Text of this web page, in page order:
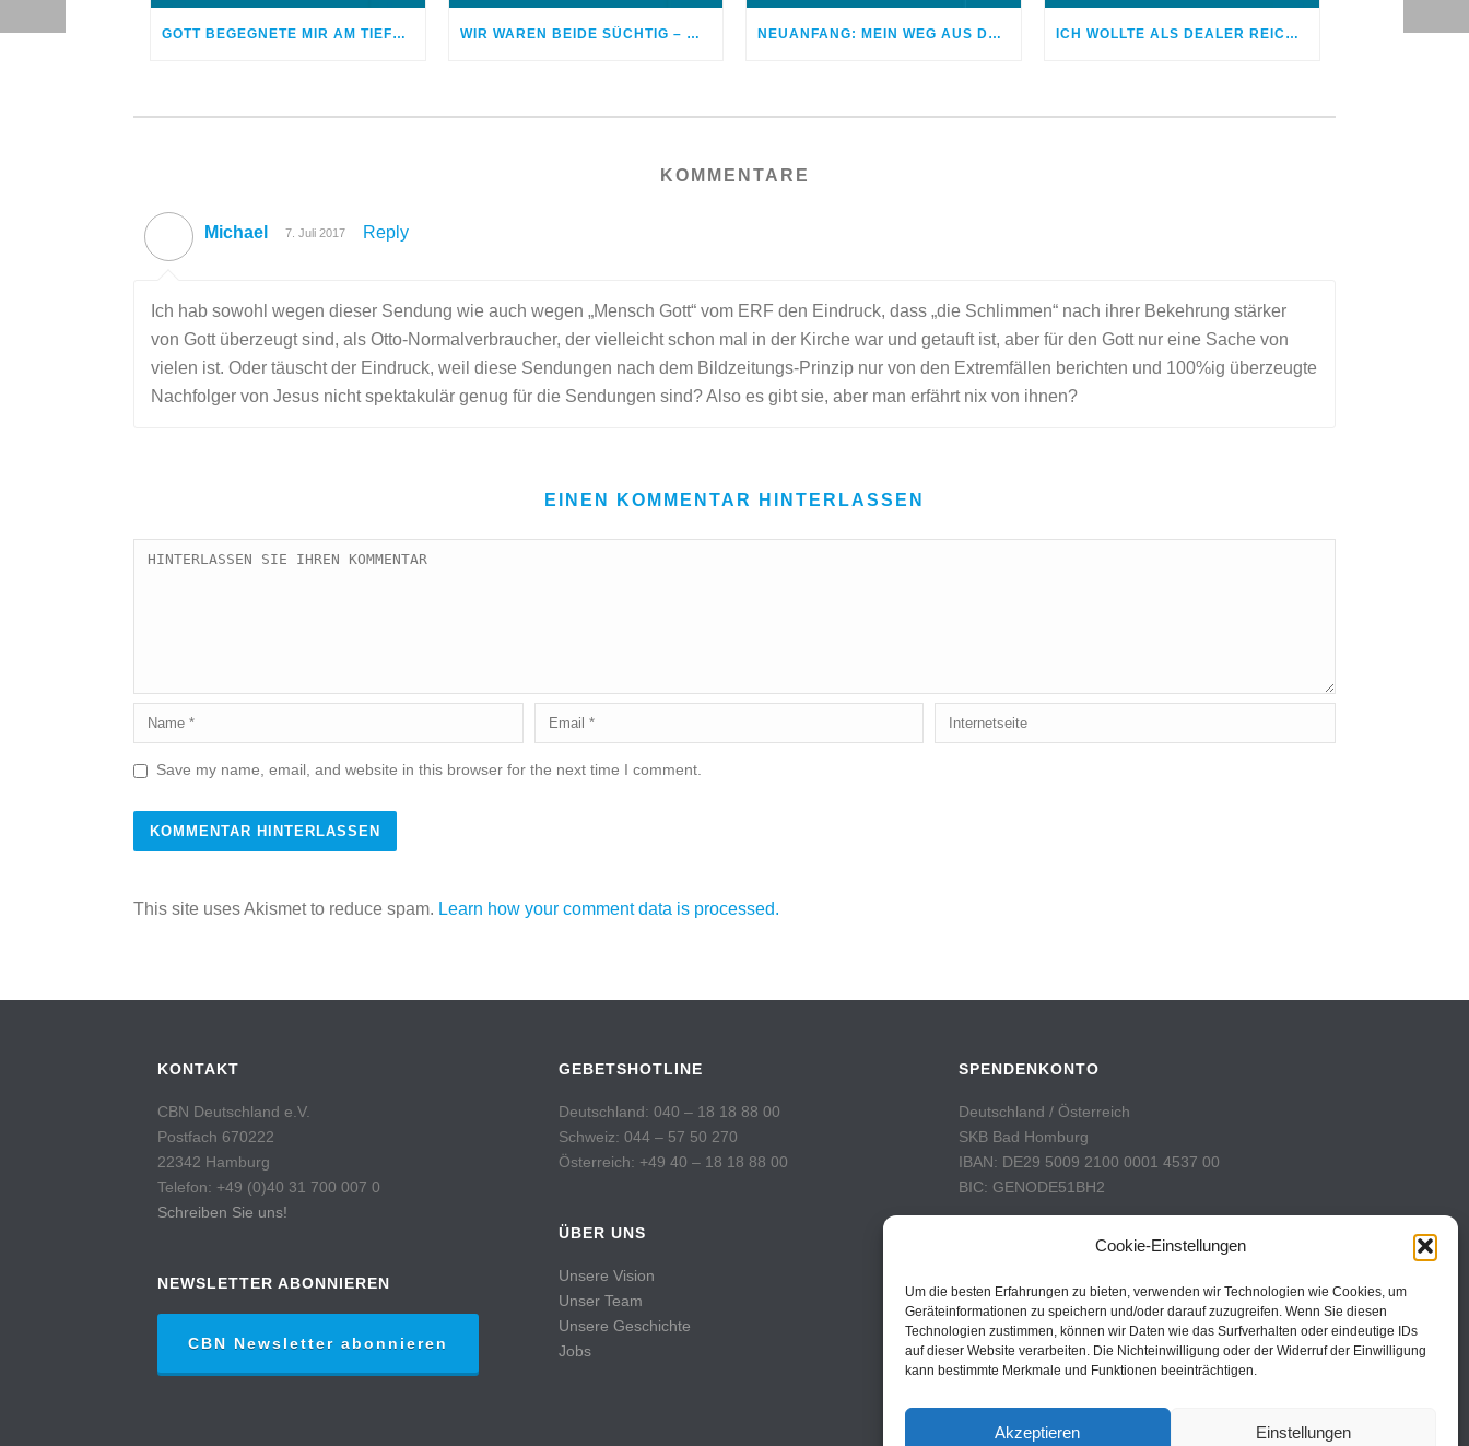
Cookie-Einstellungen
Um die besten Erfahrungen zu bieten, verwenden wir Technologien wie Cookies, um
Geräteinformationen zu speichern und/oder darauf zuzugreifen. Wenn Sie diesen
Technologien zustimmen, können wir Daten wie das Surfverhalten oder eindeutige IDs
auf dieser Website verarbeiten. Die Nichteinwilligung oder der Widerruf der Einwilligung
kann bestimmte Merkmale und Funktionen beeinträchtigen.
Akzeptieren Einstellungen
GOTT BEGEGNETE MIR AM TIEFPUNKT MEINER DROGENSUCHT WIR WAREN BEIDE SÜCHTIG – WENN EHEPAARE DROGEN NEHMEN NEUANFANG: MEIN WEG AUS DER DROGENSUCHT ICH WOLLTE ALS DEALER REICH WERDEN
KOMMENTARE
Michael 7. Juli 2017 Reply
Ich hab sowohl wegen dieser Sendung wie auch wegen „Mensch Gott“ vom ERF den Eindruck, dass „die Schlimmen“ nach ihrer Bekehrung stärker
von Gott überzeugt sind, als Otto-Normalverbraucher, der vielleicht schon mal in der Kirche war und getauft ist, aber für den Gott nur eine Sache von
vielen ist. Oder täuscht der Eindruck, weil diese Sendungen nach dem Bildzeitungs-Prinzip nur von den Extremfällen berichten und 100%ig überzeugte
Nachfolger von Jesus nicht spektakulär genug für die Sendungen sind? Also es gibt sie, aber man erfährt nix von ihnen?
EINEN KOMMENTAR HINTERLASSEN
Save my name, email, and website in this browser for the next time I comment.
This site uses Akismet to reduce spam. Learn how your comment data is processed.
KONTAKT
CBN Deutschland e.V.
Postfach 670222
22342 Hamburg
Telefon: +49 (0)40 31 700 007 0
Schreiben Sie uns!
NEWSLETTER ABONNIEREN
CBN Newsletter abonnieren
GEBETSHOTLINE
Deutschland: 040 – 18 18 88 00
Schweiz: 044 – 57 50 270
Österreich: +49 40 – 18 18 88 00
ÜBER UNS
Unsere Vision
Unser Team
Unsere Geschichte
Jobs
SPENDENKONTO
Deutschland / Österreich
SKB Bad Homburg
IBAN: DE29 5009 2100 0001 4537 00
BIC: GENODE51BH2
Konto: 60-742493-7
IBAN: CH31 0900 0000 6074 2493 7
BIC: POFICHBEXXX